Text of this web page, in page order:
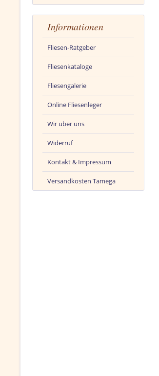
Informationen
Fliesen-Ratgeber
Fliesenkataloge
Fliesengalerie
Online Fliesenleger
Wir über uns
Widerruf
Kontakt & Impressum
Versandkosten Tamega